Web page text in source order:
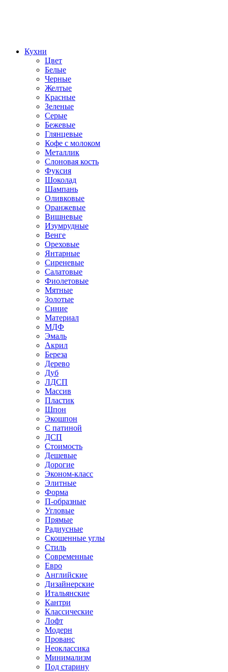
Кухни
Цвет
Белые
Черные
Желтые
Красные
Зеленые
Серые
Бежевые
Глянцевые
Кофе с молоком
Металлик
Слоновая кость
Фуксия
Шоколад
Шампань
Оливковые
Оранжевые
Вишневые
Изумрудные
Венге
Ореховые
Янтарные
Сиреневые
Салатовые
Фиолетовые
Мятные
Золотые
Синие
Материал
МДФ
Эмаль
Акрил
Береза
Дерево
Дуб
ЛДСП
Массив
Пластик
Шпон
Экошпон
С патиной
ДСП
Стоимость
Дешевые
Дорогие
Эконом-класс
Элитные
Форма
П-образные
Угловые
Прямые
Радиусные
Скошенные углы
Стиль
Современные
Евро
Английские
Дизайнерские
Итальянские
Кантри
Классические
Лофт
Модерн
Прованс
Неоклассика
Минимализм
Под старину